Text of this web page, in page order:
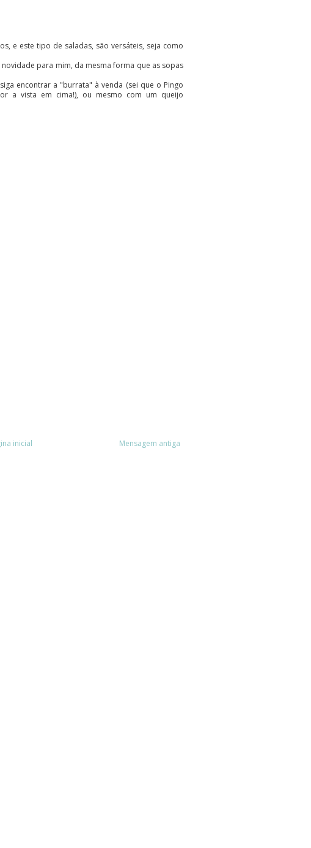
e este tipo de saladas, são versáteis, seja como
para mim, da mesma forma que as sopas
encontrar a "burrata" à venda (sei que o Pingo
a vista em cima!), ou mesmo com um queijo
Mensagem antiga
inicial